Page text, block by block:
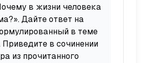
в жизни человека
Дайте ответ на
в теме
Приведите в сочинении
из прочитанного